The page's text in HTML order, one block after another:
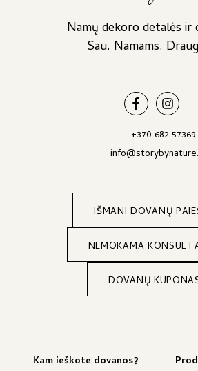
Namų dekoro detalės ir
Sau. Namams.
+370 682 57369
IŠMANI DOVANŲ
NEMOKAMA
DOVANŲ
Kam ieškote dovanos?